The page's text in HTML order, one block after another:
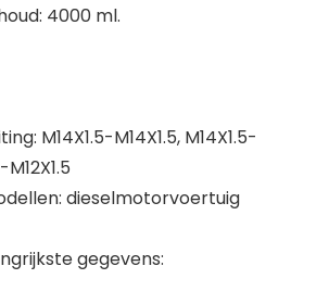
4000 ml.
M14X1.5-M14X1.5, M14X1.5-
M12X1.5
dieselmotorvoertuig
gegevens: